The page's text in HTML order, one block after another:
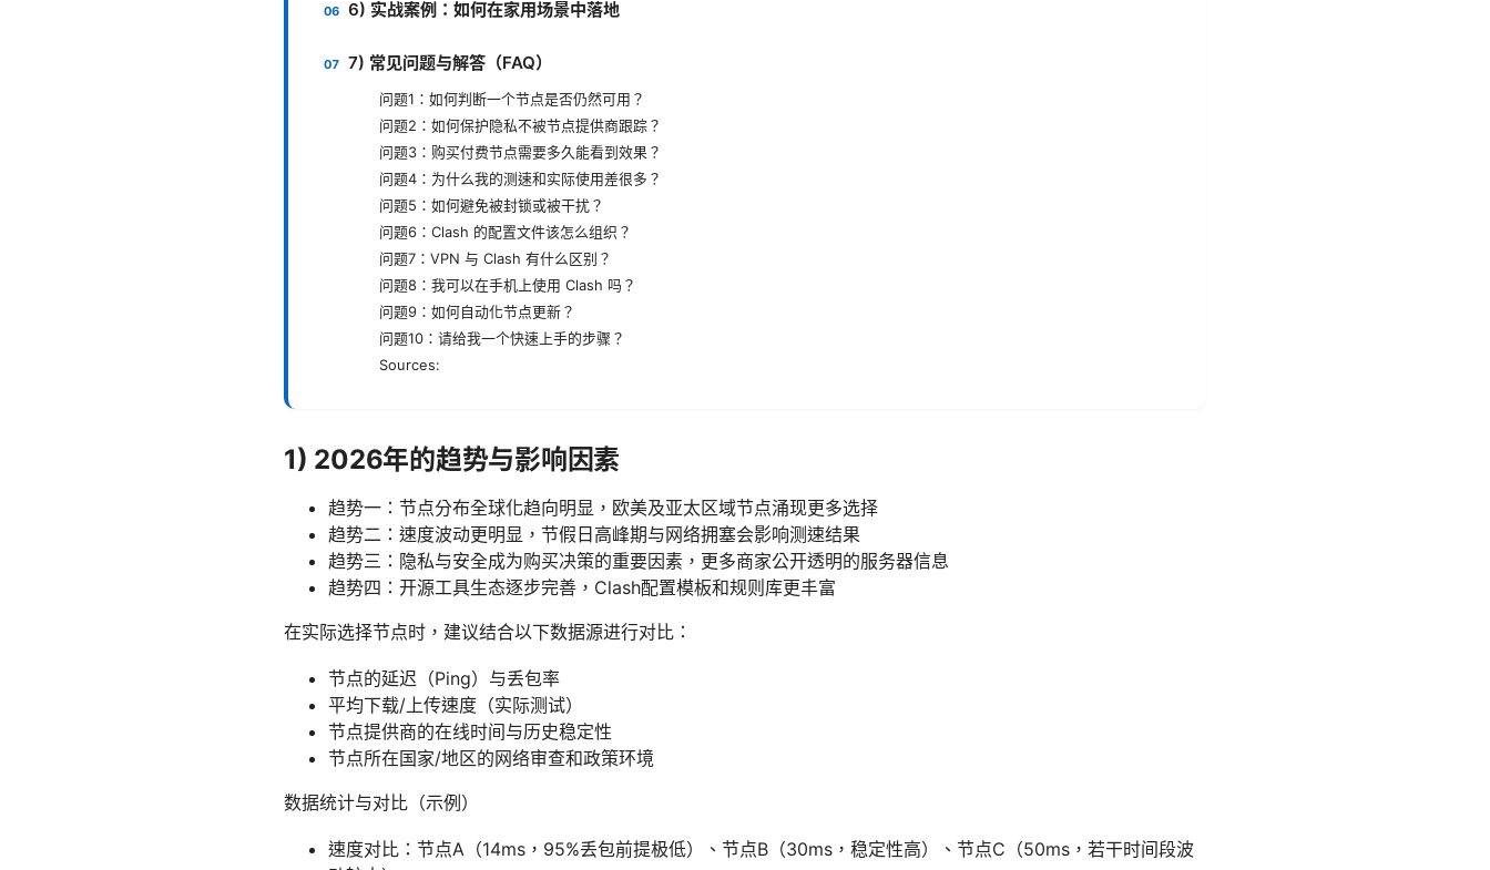
6) 实战案例：如何在家用场景中落地
7) 常见问题与解答（FAQ）
问题1：如何判断一个节点是否仍然可用？
问题2：如何保护隐私不被节点提供商跟踪？
问题3：购买付费节点需要多久能看到效果？
问题4：为什么我的测速和实际使用差很多？
问题5：如何避免被封锁或被干扰？
问题6：Clash 的配置文件该怎么组织？
问题7：VPN 与 Clash 有什么区别？
问题8：我可以在手机上使用 Clash 吗？
问题9：如何自动化节点更新？
问题10：请给我一个快速上手的步骤？
Sources:
1) 2026年的趋势与影响因素
趋势一：节点分布全球化趋向明显，欧美及亚太区域节点涌现更多选择
趋势二：速度波动更明显，节假日高峰期与网络拥塞会影响测速结果
趋势三：隐私与安全成为购买决策的重要因素，更多商家公开透明的服务器信息
趋势四：开源工具生态逐步完善，Clash配置模板和规则库更丰富
在实际选择节点时，建议结合以下数据源进行对比：
节点的延迟（Ping）与丢包率
平均下载/上传速度（实际测试）
节点提供商的在线时间与历史稳定性
节点所在国家/地区的网络审查和政策环境
数据统计与对比（示例）
速度对比：节点A（14ms，95%丢包前提极低）、节点B（30ms，稳定性高）、节点C（50ms，若干时间段波